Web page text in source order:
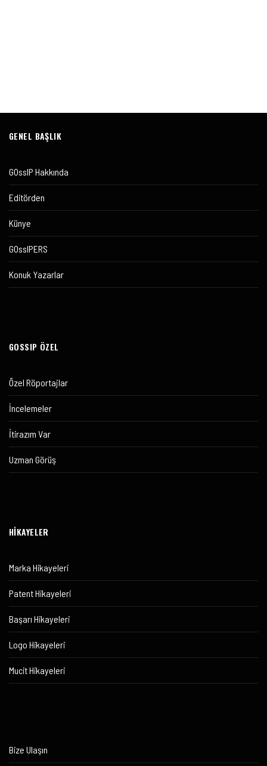
GENEL BAŞLIK
GOssIP Hakkında
Editörden
Künye
GOssIPERS
Konuk Yazarlar
GOSSIP ÖZEL
Özel Röportajlar
İncelemeler
İtirazım Var
Uzman Görüş
HİKAYELER
Marka Hikayeleri
Patent Hikayeleri
Başarı Hikayeleri
Logo Hikayeleri
Mucit Hikayeleri
Bize Ulaşın